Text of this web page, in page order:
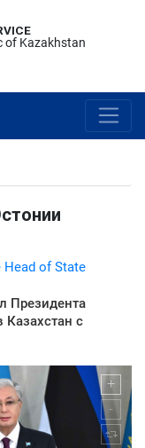
of Kazakhstan
of State
Президента
с